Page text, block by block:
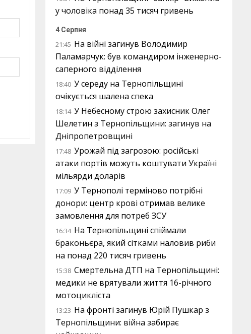
у чоловіка понад 35 тисяч гривень
4 Серпня
21:45 На війні загинув Володимир
Паламарчук: був командиром інженерно-
саперного відділення
18:40 У середу на Тернопільщині
очікується шалена спека
18:14 У Небесному строю захисник Олег
Шелетин з Тернопільщини: загинув на
Дніпропетровщині
17:48 Урожай під загрозою: російські
атаки портів можуть коштувати Україні
мільярди доларів
17:09 У Тернополі терміново потрібні
донори: центр крові отримав велике
замовлення для потреб ЗСУ
16:34 На Тернопільщині спіймали
браконьєра, який сітками наловив риби
на понад 220 тисяч гривень
15:38 Смертельна ДТП на Тернопільщині:
медики не врятували життя 16-річного
мотоцикліста
13:23 На фронті загинув Юрій Пушкар з
Тернопільщини: війна забирає